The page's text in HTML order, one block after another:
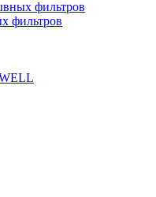
фильтров
фильтров